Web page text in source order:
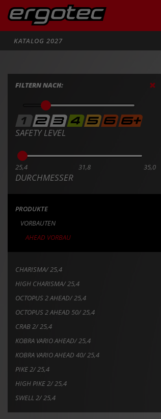
KATALOG 2027
FILTERN NACH:
SAFETY LEVEL
25,4 31,8 35,0
DURCHMESSER
PRODUKTE
VORBAUTEN
AHEAD VORBAU
CHARISMA/ 25,4
HIGH CHARISMA/ 25,4
OCTOPUS 2 AHEAD/ 25,4
OCTOPUS 2 AHEAD 50/ 25,4
CRAB 2/ 25,4
KOBRA VARIO AHEAD/ 25,4
KOBRA VARIO AHEAD 40/ 25,4
PIKE 2/ 25,4
HIGH PIKE 2/ 25,4
SWELL 2/ 25,4